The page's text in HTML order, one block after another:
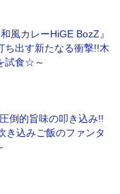
風カレーHiGE BozZ』
ち出す新たなる衝撃!!木
試食☆～
倒的旨味の叩き込み!!
き込みご飯のファンタ